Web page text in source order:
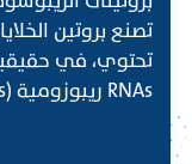
تصنع بروتين
RNAs ريبوزومية (rRNAs).